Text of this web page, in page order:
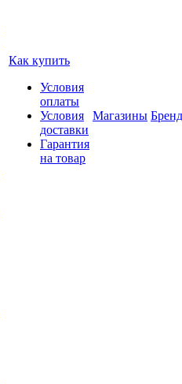
Как купить
Условия
оплаты
Условия
доставки
Гарантия
на товар
Магазины